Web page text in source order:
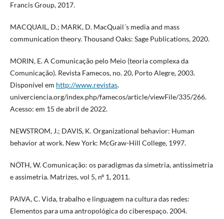
Francis Group, 2017.
MACQUAIL, D.; MARK, D. MacQuail´s media and mass
communication theory. Thousand Oaks: Sage Publications, 2020.
MORIN, E. A Comunicação pelo Meio (teoria complexa da
Comunicação). Revista Famecos, no. 20, Porto Alegre, 2003.
Disponível em http://www.revistas.
univerciencia.org/index.php/famecos/article/viewFile/335/266.
Acesso: em 15 de abril de 2022.
NEWSTROM, J.; DAVIS, K. Organizational behavior: Human
behavior at work. New York: McGraw-Hill College, 1997.
NÖTH, W. Comunicação: os paradigmas da simetria, antissimetria
e assimetria. Matrizes, vol 5, nº 1, 2011.
PAIVA, C. Vida, trabalho e linguagem na cultura das redes:
Elementos para uma antropológica do ciberespaço. 2004.